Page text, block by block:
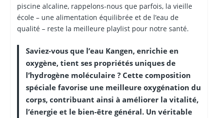
piscine alcaline, rappelons-nous que parfois, la vieille
école – une alimentation équilibrée et de l’eau de
qualité – reste la meilleure playlist pour notre santé.
Saviez-vous que l’eau Kangen, enrichie en
oxygène, tient ses propriétés uniques de
l’hydrogène moléculaire ? Cette composition
spéciale favorise une meilleure oxygénation du
corps, contribuant ainsi à améliorer la vitalité,
l’énergie et le bien-être général. Un véritable